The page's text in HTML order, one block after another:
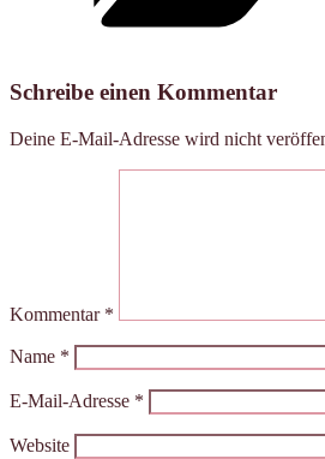
Schreibe einen Kommentar
Deine E-Mail-Adresse wird nicht
Kommentar *
Name *
E-Mail-Adresse *
Website